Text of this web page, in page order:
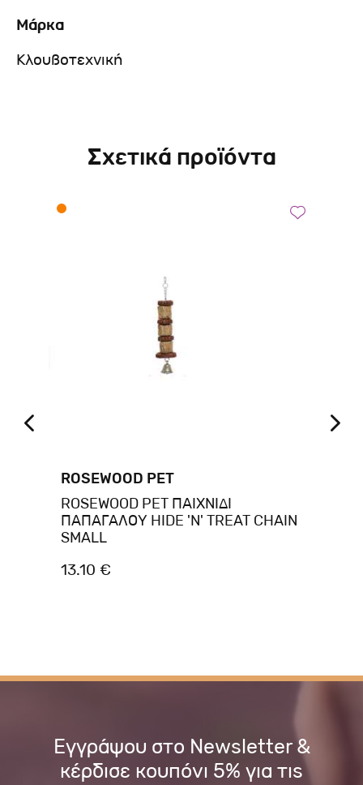
Μάρκα
Κλουβοτεχνική
Σχετικά προϊόντα
ROSEWOOD PET
ROSEWOOD PET ΠΑΙΧΝΙΔΙ
ΠΑΠΑΓΑΛΟΥ HIDE 'N' TREAT CHAIN
SMALL
13.10 €
Εγγράψου στο Newsletter &
κέρδισε κουπόνι 5% για τις